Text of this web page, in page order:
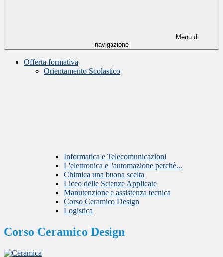
Menu di
navigazione
Offerta formativa
Orientamento Scolastico
Informatica e Telecomunicazioni
L'elettronica e l'automazione perchè...
Chimica una buona scelta
Liceo delle Scienze Applicate
Manutenzione e assistenza tecnica
Corso Ceramico Design
Logistica
Corso Ceramico Design